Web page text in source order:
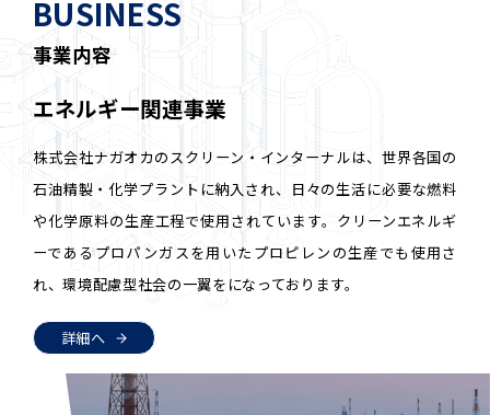
BUSINESS
事業内容
エネルギー関連事業
株式会社ナガオカのスクリーン・インターナルは、世界各国の
石油精製・化学プラントに納入され、日々の生活に必要な燃料
や化学原料の生産工程で使用されています。クリーンエネルギ
ーであるプロパンガスを用いたプロピレンの生産でも使用さ
れ、環境配慮型社会の一翼をになっております。
詳細へ